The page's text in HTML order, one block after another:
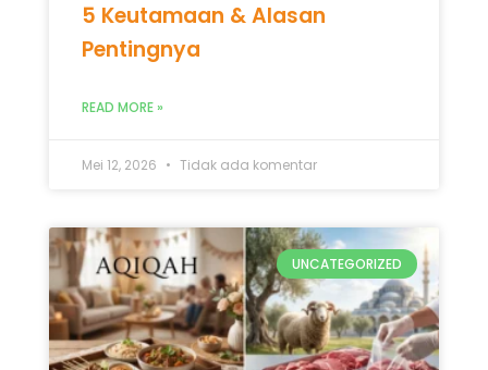
5 Keutamaan & Alasan
Pentingnya
READ MORE »
Mei 12, 2026 Tidak ada komentar
UNCATEGORIZED